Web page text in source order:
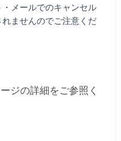
メールでのキャンセル
ませんのでご注意くだ
ジの詳細をご参照く